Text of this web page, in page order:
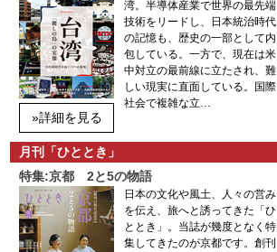
»詳細を見る
湾。半導体産業で世界の最先端
技術をリードし、日本統治時代
の記憶も、歴史の一部として内
包している。一方で、現在は米
中対立の最前線に立たされ、難
しい現実に直面している。国際
社会で複雑な立…
月刊「ひととき」
特集:京都 2と5の物語
日本の文化や風土、人々の営み
を伝え、旅へと誘ってきた「ひ
ととき」。当誌が幾度となく特
集してきたのが京都です。創刊